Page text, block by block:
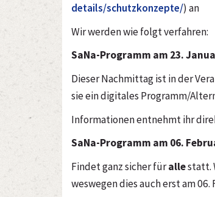
details/schutzkonzepte/) an
Wir werden wie folgt verfahren:
SaNa-Programm am 23.
Dieser Nachmittag ist in der
sie ein digitales Programm/
Informationen entnehmt ihr
SaNa-Programm am 06.
Findet ganz sicher fürallestatt.
weswegen dies auch erst am